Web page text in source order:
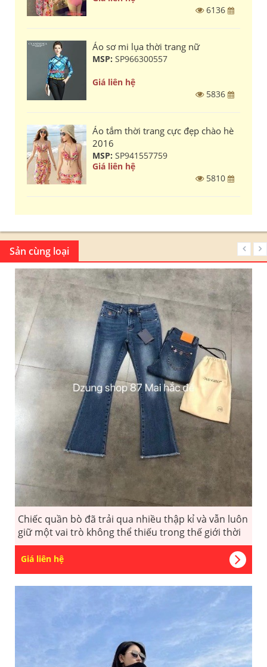
6136
Áo sơ mi lụa thời trang nữ
MSP: SP966300557
Giá liên hệ
5836
Áo tắm thời trang cực đẹp chào hè
2016
MSP: SP941557759
Giá liên hệ
5810
Sản cùng loại
Chiếc quần bò đã trải qua nhiều thập kỉ và vẫn luôn
giữ một vai trò không thể thiếu trong thế giới thời
trang.
Giá liên hệ